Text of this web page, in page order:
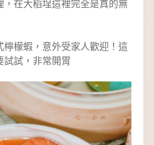
，在大稻埕這裡完全是真的無
檬蝦，意外受家人歡迎！這
試試，非常開胃